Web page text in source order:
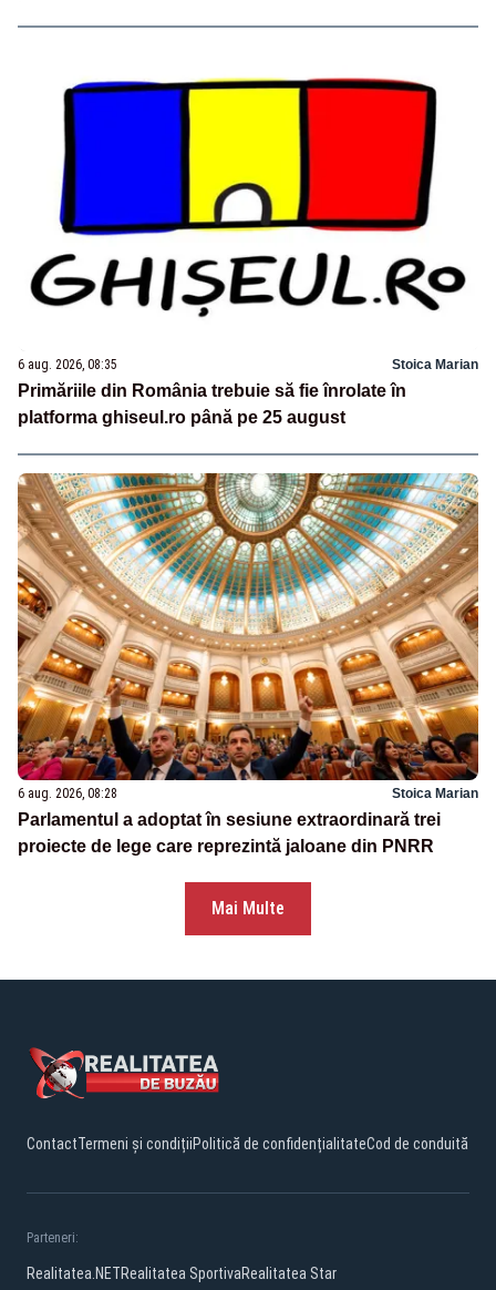
6 aug. 2026, 08:35 Stoica Marian
Primăriile din România trebuie să fie înrolate în
platforma ghiseul.ro până pe 25 august
6 aug. 2026, 08:28 Stoica Marian
Parlamentul a adoptat în sesiune extraordinară trei
proiecte de lege care reprezintă jaloane din PNRR
Mai Multe
ContactTermeni și condițiiPolitică de confidențialitateCod de conduită
Parteneri:
Realitatea.NETRealitatea SportivaRealitatea Star